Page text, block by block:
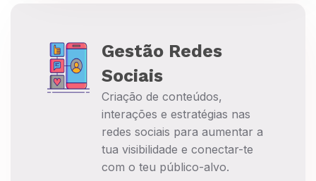
Gestão Redes
Sociais
Criação de conteúdos,
interações e estratégias nas
redes sociais para aumentar a
tua visibilidade e conectar-te
com o teu público-alvo.